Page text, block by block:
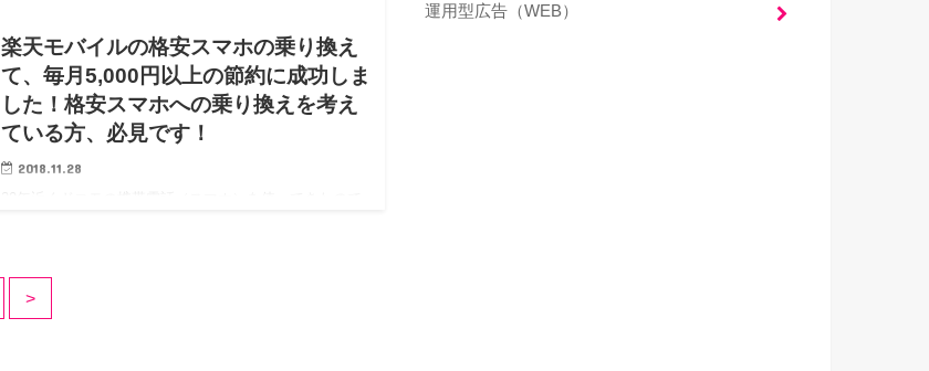
楽天モバイルの格安スマホの乗り換え
て、毎月5,000円以上の節約に成功しま
した！格安スマホへの乗り換えを考え
ている方、必見です！
2018.11.28
とが一番の要因で…
>
運用型広告（WEB）